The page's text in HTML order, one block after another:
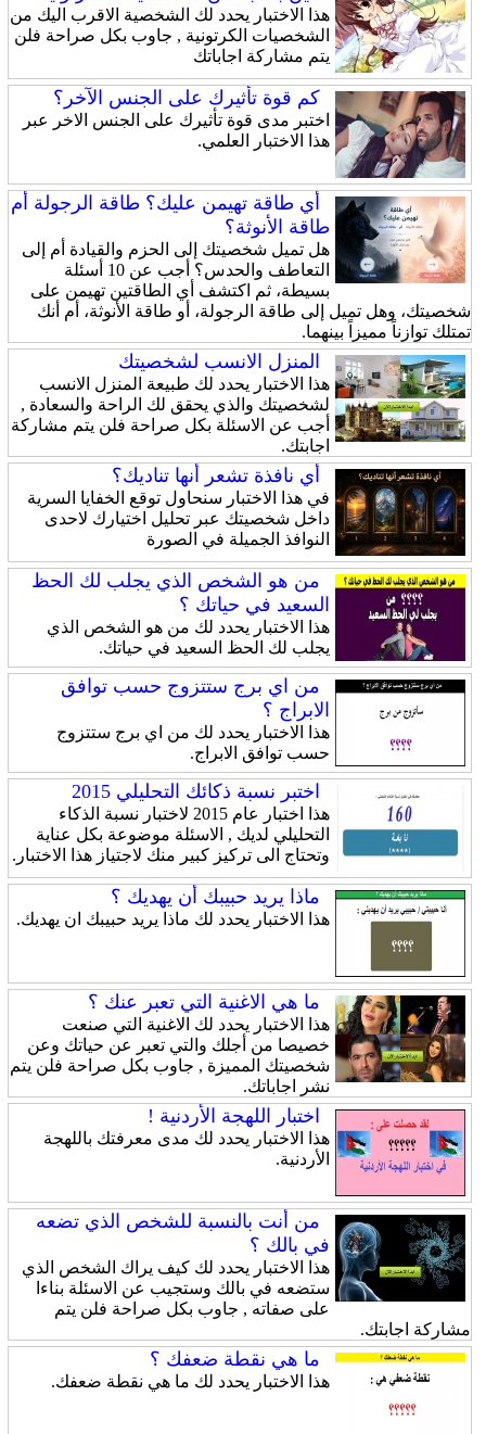
هذا الاختبار يحدد لك الشخصية الاقرب اليك من
الشخصيات الكرتونية , جاوب بكل صراحة فلن
يتم مشاركة اجاباتك
كم قوة تأثيرك على الجنس الآخر؟
اختبر مدى قوة تأثيرك على الجنس الاخر عبر
هذا الاختبار العلمي.
أي طاقة تهيمن عليك؟ طاقة الرجولة أم
طاقة الأنوثة؟
هل تميل شخصيتك إلى الحزم والقيادة أم إلى
التعاطف والحدس؟ أجب عن 10 أسئلة
بسيطة، ثم اكتشف أي الطاقتين تهيمن على
شخصيتك، وهل تميل إلى طاقة الرجولة، أو طاقة الأنوثة، أم أنك
تمتلك توازناً مميزاً بينهما.
المنزل الانسب لشخصيتك
هذا الاختبار يحدد لك طبيعة المنزل الانسب
لشخصيتك والذي يحقق لك الراحة والسعادة ,
أجب عن الاسئلة بكل صراحة فلن يتم مشاركة
اجابتك.
أي نافذة تشعر أنها تناديك؟
في هذا الاختبار سنحاول توقع الخفايا السرية
داخل شخصيتك عبر تحليل اختيارك لاحدى
النوافذ الجميلة في الصورة
من هو الشخص الذي يجلب لك الحظ
السعيد في حياتك ؟
هذا الاختبار يحدد لك من هو الشخص الذي
يجلب لك الحظ السعيد في حياتك.
من اي برج ستتزوج حسب توافق
الابراج ؟
هذا الاختبار يحدد لك من اي برج ستتزوج
حسب توافق الابراج.
اختبر نسبة ذكائك التحليلي 2015
هذا اختبار عام 2015 لاختبار نسبة الذكاء
التحليلي لديك , الاسئلة موضوعة بكل عناية
وتحتاج الى تركيز كبير منك لاجتياز هذا الاختبار.
ماذا يريد حبيبك أن يهديك ؟
هذا الاختبار يحدد لك ماذا يريد حبيبك ان يهديك.
ما هي الاغنية التي تعبر عنك ؟
هذا الاختبار يحدد لك الاغنية التي صنعت
خصيصا من أجلك والتي تعبر عن حياتك وعن
شخصيتك المميزة , جاوب بكل صراحة فلن يتم
نشر اجاباتك.
اختبار اللهجة الأردنية !
هذا الاختبار يحدد لك مدى معرفتك باللهجة
الأردنية.
من أنت بالنسبة للشخص الذي تضعه
في بالك ؟
هذا الاختبار يحدد لك كيف يراك الشخص الذي
ستضعه في بالك وستجيب عن الاسئلة بناءا
على صفاته , جاوب بكل صراحة فلن يتم
مشاركة اجابتك.
ما هي نقطة ضعفك ؟
هذا الاختبار يحدد لك ما هي نقطة ضعفك.